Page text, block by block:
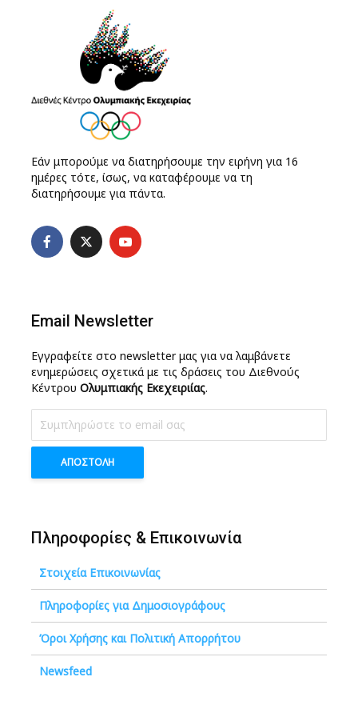
Εάν μπορούμε να διατηρήσουμε την ειρήνη για 16
ημέρες τότε, ίσως, να καταφέρουμε να τη
διατηρήσουμε για πάντα.
Email Newsletter
Εγγραφείτε στο newsletter μας για να λαμβάνετε
ενημερώσεις σχετικά με τις δράσεις του Διεθνούς
Κέντρου Ολυμπιακής Εκεχειριίας.
Πληροφορίες & Επικοινωνία
Στοιχεία Επικοινωνίας
Πληροφορίες για Δημοσιογράφους
Όροι Χρήσης και Πολιτική Απορρήτου
Newsfeed